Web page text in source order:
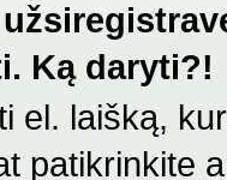
Ką daryti?!
el. laišką,
patikrinkite